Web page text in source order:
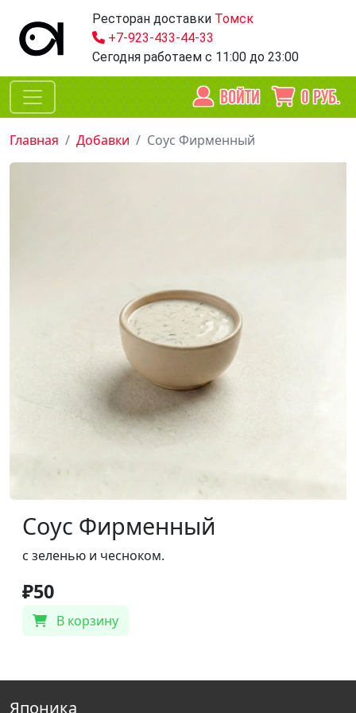
Ресторан доставки Томск
+7-923-433-44-33
Сегодня работаем с 11:00 до 23:00
ВОЙТИ 0РУБ.
Главная Добавки Соус Фирменный
Соус Фирменный
с зеленью и чесноком.
₽50
В корзину
Японика